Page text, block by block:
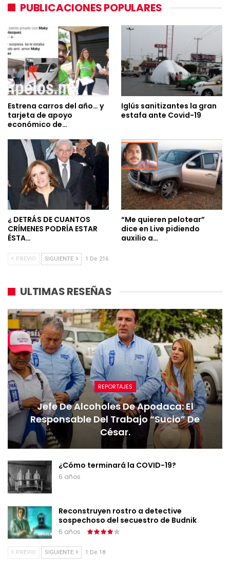
PUBLICACIONES POPULARES
Estrena carros del año… y
tarjeta de apoyo
económico de…
Iglús sanitizantes la gran
estafa ante Covid-19
¿ DETRÁS DE CUANTOS
CRÍMENES PODRÍA ESTAR
ÉSTA…
“Me quieren pelotear”
dice en Live pidiendo
auxilio a…
PREVIO SIGUIENTE 1 De 216
ULTIMAS RESEÑAS
REPORTAJES
Jefe De Alcoholes De Apodaca: El
Responsable Del Trabajo “sucio” De
César.
¿Cómo terminará la COVID-19?
6 años
Reconstruyen rostro a detective
sospechoso del secuestro de Budnik
6 años
PREVIO SIGUIENTE 1 De 18